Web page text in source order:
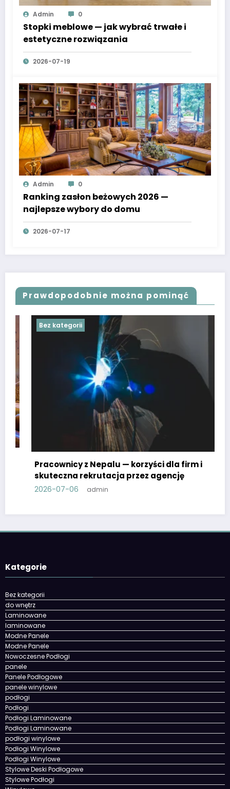
Admin 0
Stopki meblowe — jak wybrać trwałe i
estetyczne rozwiązania
2026-07-19
Admin 0
Ranking zasłon beżowych 2026 —
najlepsze wybory do domu
2026-07-17
Prawdopodobnie można pominąć
Bez kategorii
Pracownicy z Nepalu — korzyści dla firm i
skuteczna rekrutacja przez agencję
2026-07-06 admin
Kategorie
Bez kategorii
do wnętrz
Laminowane
laminowane
Modne Panele
Modne Panele
Nowoczesne Podłogi
panele
Panele Podłogowe
panele winylowe
podłogi
Podłogi
Podłogi Laminowane
Podłogi Laminowane
podłogi winylowe
Podłogi Winylowe
Podłogi Winylowe
Stylowe Deski Podłogowe
Stylowe Podłogi